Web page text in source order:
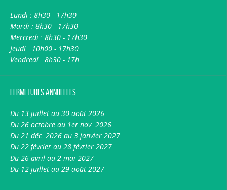
Lundi : 8h30 - 17h30
Mardi : 8h30 - 17h30
Mercredi : 8h30 - 17h30
Jeudi : 10h00 - 17h30
Vendredi : 8h30 - 17h
Fermetures annuelles
Du 13 juillet au 30 août 2026
Du 26 octobre au 1er nov. 2026
Du 21 déc. 2026 au 3 janvier 2027
Du 22 février au 28 février 2027
Du 26 avril au 2 mai 2027
Du 12 juillet au 29 août 2027